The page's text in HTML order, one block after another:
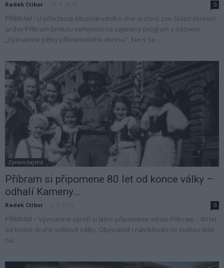
Radek Ctibor 0
PŘÍBRAM - U příležitosti Mezinárodního dne archivů zve Státní okresní
archiv Příbram širokou veřejnost na zajímavý program s názvem
„Významné pětky příbramského okresu“, který se...
Zpravodajství
Příbram si připomene 80 let od konce války –
odhalí Kameny...
Radek Ctibor 0
PŘÍBRAM – Významné výročí si letos připomene město Příbram – 80 let
od konce druhé světové války. Obyvatelé i návštěvníci se mohou těšit
na...